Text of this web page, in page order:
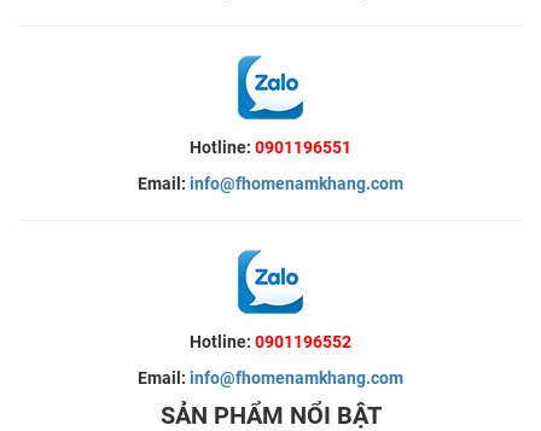
Hotline: 0901196551
Email: info@fhomenamkhang.com
Hotline: 0901196552
Email: info@fhomenamkhang.com
SẢN PHẨM NỔI BẬT